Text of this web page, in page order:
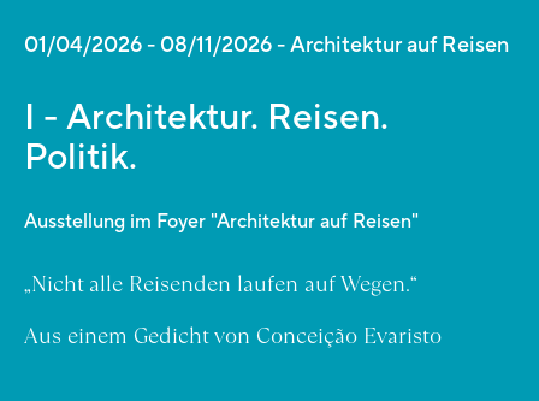
I - Architektur. Reisen.
Politik.
Ausstellung im Foyer "Architektur auf Reisen"
01/04/2026- 08/11/2026 Architektur auf Reisen
„Nicht alle Reisenden laufen auf Wegen.“
Aus einem Gedicht von Conceição Evaristo